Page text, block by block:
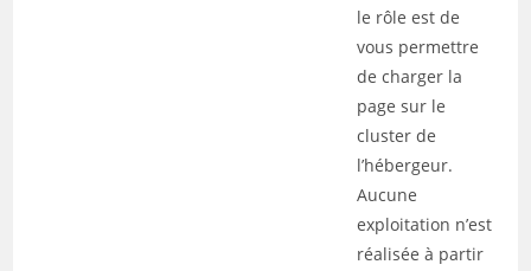
le rôle est de
vous permettre
de charger la
page sur le
cluster de
l’hébergeur.
Aucune
exploitation n’est
réalisée à partir